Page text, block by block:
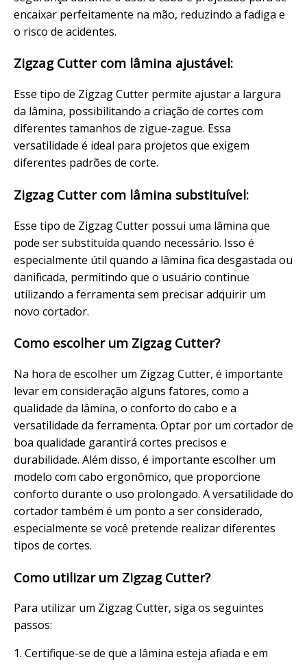
encaixar perfeitamente na mão, reduzindo a fadiga e
o risco de acidentes.
Zigzag Cutter com lâmina ajustável:
Esse tipo de Zigzag Cutter permite ajustar a largura
da lâmina, possibilitando a criação de cortes com
diferentes tamanhos de zigue-zague. Essa
versatilidade é ideal para projetos que exigem
diferentes padrões de corte.
Zigzag Cutter com lâmina substituível:
Esse tipo de Zigzag Cutter possui uma lâmina que
pode ser substituída quando necessário. Isso é
especialmente útil quando a lâmina fica desgastada ou
danificada, permitindo que o usuário continue
utilizando a ferramenta sem precisar adquirir um
novo cortador.
Como escolher um Zigzag Cutter?
Na hora de escolher um Zigzag Cutter, é importante
levar em consideração alguns fatores, como a
qualidade da lâmina, o conforto do cabo e a
versatilidade da ferramenta. Optar por um cortador de
boa qualidade garantirá cortes precisos e
durabilidade. Além disso, é importante escolher um
modelo com cabo ergonômico, que proporcione
conforto durante o uso prolongado. A versatilidade do
cortador também é um ponto a ser considerado,
especialmente se você pretende realizar diferentes
tipos de cortes.
Como utilizar um Zigzag Cutter?
Para utilizar um Zigzag Cutter, siga os seguintes
passos:
1. Certifique-se de que a lâmina esteja afiada e em